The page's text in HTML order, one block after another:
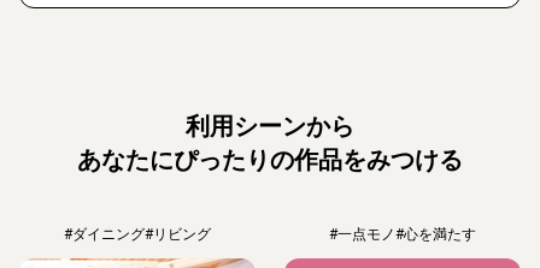
利用シーンから
あなたにぴったりの作品をみつける
#ダイニング#リビング #一点モノ#心を満たす